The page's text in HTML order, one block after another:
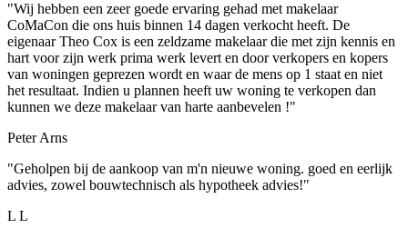
"Wij hebben een zeer goede ervaring gehad met makelaar
CoMaCon die ons huis binnen 14 dagen verkocht heeft. De
eigenaar Theo Cox is een zeldzame makelaar die met zijn kennis en
hart voor zijn werk prima werk levert en door verkopers en kopers
van woningen geprezen wordt en waar de mens op 1 staat en niet
het resultaat. Indien u plannen heeft uw woning te verkopen dan
kunnen we deze makelaar van harte aanbevelen !"
Peter Arns
"Geholpen bij de aankoop van m'n nieuwe woning. goed en eerlijk
advies, zowel bouwtechnisch als hypotheek advies!"
L L